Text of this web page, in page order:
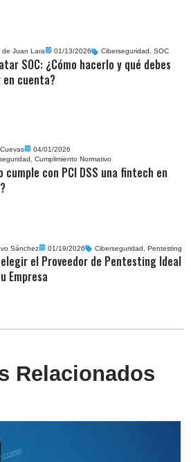
de Juan Lara 01/13/2026 Ciberseguridad ,SOC
SOC: ¿Cómo hacerlo y qué debes
cuenta?
04/01/2026
,Cumplimiento Normativo
cumple con PCI DSS una fintech en
Sánchez 01/19/2026 Ciberseguridad ,Pentesting
elegir el Proveedor de Pentesting Ideal
Empresa
Relacionados